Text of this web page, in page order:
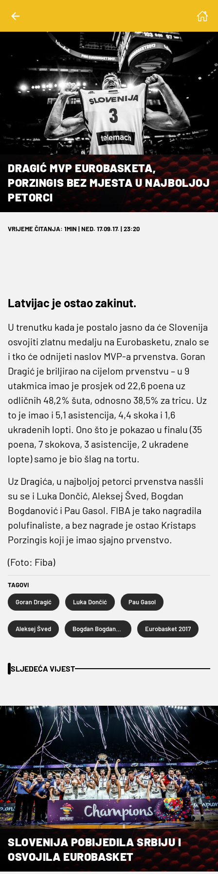
DRAGIĆ MVP EUROBASKETA,
PORZINGIS BEZ MJESTA U NAJBOLJOJ
PETORCI
VRIJEME ČITANJA: 1MIN | NED. 17.09.17. | 23:20
Latvijac je ostao zakinut.
U trenutku kada je postalo jasno da će Slovenija
osvojiti zlatnu medalju na Eurobasketu, znalo se
i tko će odnijeti naslov MVP-a prvenstva. Goran
Dragić je briljirao na cijelom prvenstvu – u 9
utakmica imao je prosjek od 22,6 poena uz
odličnih 48,2% šuta, odnosno 38,5% za tricu. Uz
to je imao i 5,1 asistencija, 4,4 skoka i 1,6
ukradenih lopti. Ono što je pokazao u finalu (35
poena, 7 skokova, 3 asistencije, 2 ukradene
lopte) samo je bio šlag na tortu.
Uz Dragića, u najboljoj petorci prvenstva nasšli
su se i Luka Dončić, Aleksej Šved, Bogdan
Bogdanović i Pau Gasol. FIBA je tako nagradila
polufinaliste, a bez nagrade je ostao Kristaps
Porzingis koji je imao sjajno prvenstvo.
(Foto: Fiba)
TAGOVI
Goran Dragić Luka Dončić Pau Gasol
Aleksej Šved Eurobasket 2017
SLJEDEĆA VIJEST
SLOVENIJA POBIJEDILA SRBIJU I
OSVOJILA EUROBASKET